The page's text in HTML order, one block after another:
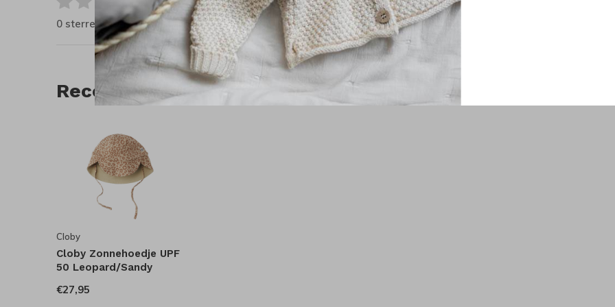
/ 5
0 sterren op basis van 0 beoordelingen
Recente artikelen
Cloby
Cloby Zonnehoedje UPF
50 Leopard/Sandy
€27,95